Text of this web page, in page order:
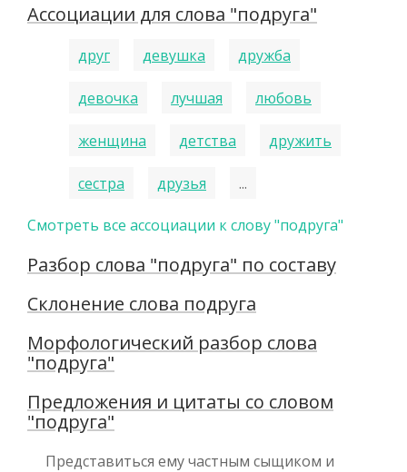
Ассоциации для слова "подруга"
друг девушка дружба
девочка лучшая любовь
женщина детства дружить
сестра друзья ...
Смотреть все ассоциации к слову "подруга"
Разбор слова "подруга" по составу
Склонение слова подруга
Морфологический разбор слова
"подруга"
Предложения и цитаты со словом
"подруга"
Представиться ему частным сыщиком и